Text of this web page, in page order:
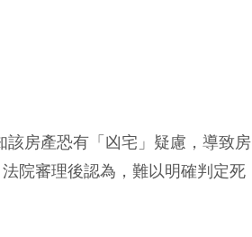
房產恐有「凶宅」疑慮，導致房
院審理後認為，難以明確判定死